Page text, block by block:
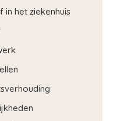
in het ziekenhuis